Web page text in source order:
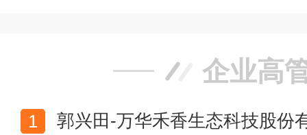
企业高
郭兴田-万华禾香生态科技股份